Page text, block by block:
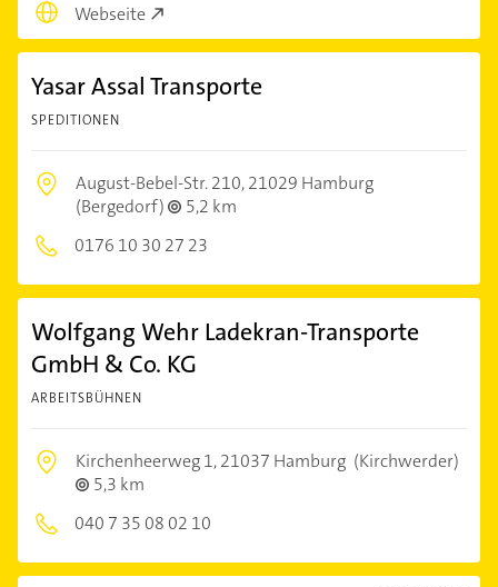
Webseite
Yasar Assal Transporte
SPEDITIONEN
August-Bebel-Str. 210,21029 Hamburg
(Bergedorf)
5,2 km
0176 10 30 27 23
Wolfgang Wehr Ladekran-Transporte
GmbH & Co. KG
ARBEITSBÜHNEN
Kirchenheerweg 1,21037 Hamburg (Kirchwerder)
5,3 km
040 7 35 08 02 10